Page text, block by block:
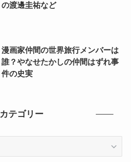
の渡邊圭祐など
漫画家仲間の世界旅行メンバーは
誰？やなせたかしの仲間はずれ事
件の史実
カテゴリー